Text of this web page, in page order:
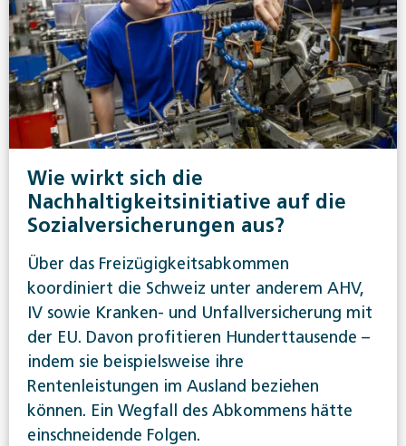
Wie wirkt sich die
Nachhaltigkeitsinitiative auf die
Sozialversicherungen aus?
Über das Freizügigkeitsabkommen
koordiniert die Schweiz unter anderem AHV,
IV sowie Kranken- und Unfallversicherung mit
der EU. Davon profitieren Hunderttausende –
indem sie beispielsweise ihre
Rentenleistungen im Ausland beziehen
können. Ein Wegfall des Abkommens hätte
einschneidende Folgen.